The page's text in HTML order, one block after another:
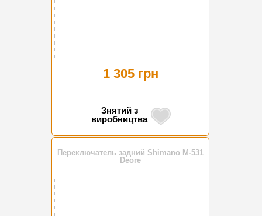
1 305 грн
Знятий з
виробництва
Переключатель задний Shimano M-531
Deore